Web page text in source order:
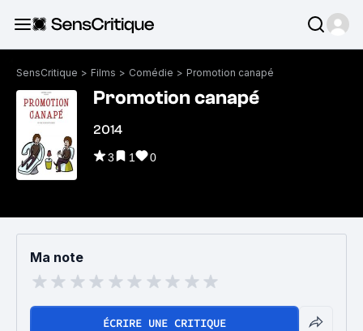
SensCritique > Films > Comédie > Promotion canapé
Promotion canapé
2014
3 1 0
Ma note
ÉCRIRE UNE CRITIQUE